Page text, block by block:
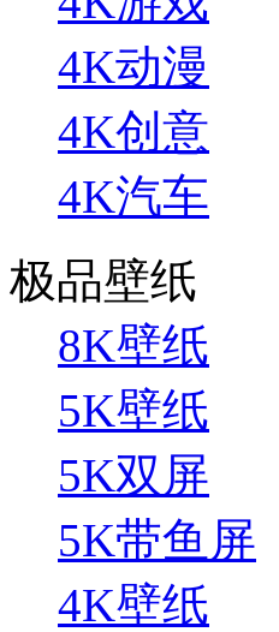
4K动漫
4K创意
4K汽车
极品壁纸
8K壁纸
5K壁纸
5K双屏
5K带鱼屏
4K壁纸